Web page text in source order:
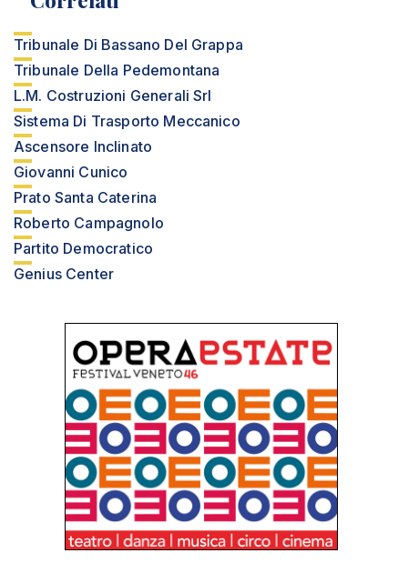
Tribunale Di Bassano Del Grappa
Tribunale Della Pedemontana
L.M. Costruzioni Generali Srl
Sistema Di Trasporto Meccanico
Ascensore Inclinato
Giovanni Cunico
Prato Santa Caterina
Roberto Campagnolo
Partito Democratico
Genius Center